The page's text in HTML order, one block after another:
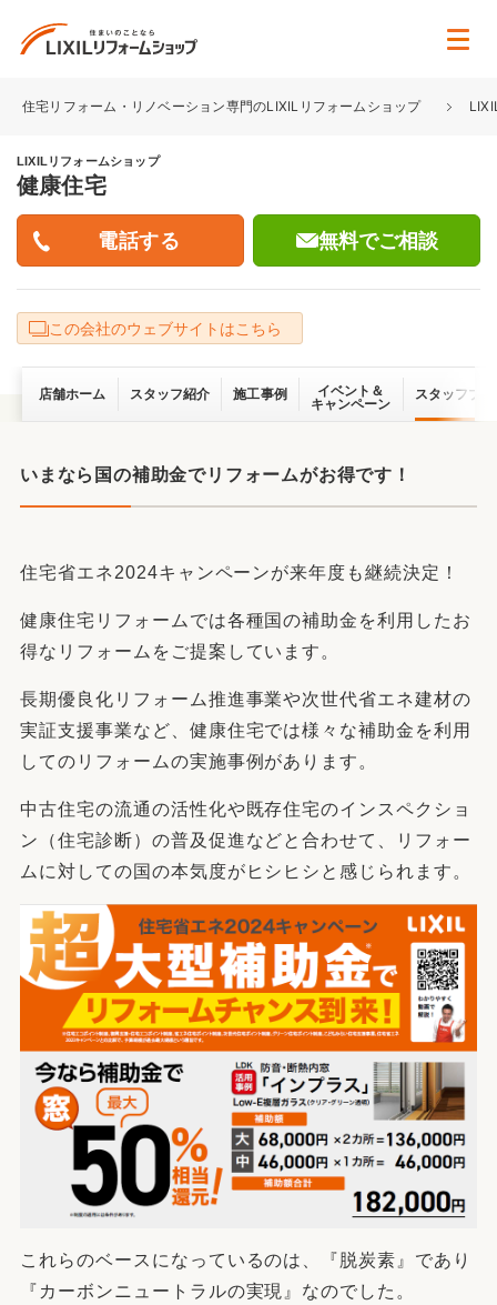
住宅リフォーム・リノベーション専門のLIXILリフォームショップ
LIXILリフォームショップ
健康住宅
無料でご相談
この会社のウェブサイトはこちら
店舗ホーム スタッフ紹介 施工事例
イベント＆
キャンペーン
スタッフブ
いまなら国の補助金でリフォームがお得です！
住宅省エネ2024キャンペーンが来年度も継続決定！
健康住宅リフォームでは各種国の補助金を利用したお
得なリフォームをご提案しています。
長期優良化リフォーム推進事業や次世代省エネ建材の
実証支援事業など、健康住宅では様々な補助金を利用
してのリフォームの実施事例があります。
中古住宅の流通の活性化や既存住宅のインスペクショ
ン（住宅診断）の普及促進などと合わせて、リフォー
ムに対しての国の本気度がヒシヒシと感じられます。
これらのベースになっているのは、『脱炭素』であり
『カーボンニュートラルの実現』なのでした。